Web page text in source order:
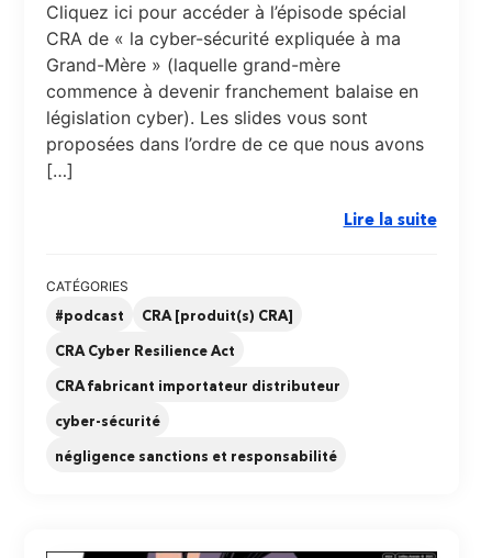
Cliquez ici pour accéder à l’épisode spécial
CRA de « la cyber-sécurité expliquée à ma
Grand-Mère » (laquelle grand-mère
commence à devenir franchement balaise en
législation cyber). Les slides vous sont
proposées dans l’ordre de ce que nous avons
[…]
Lire la suite
CATÉGORIES
#podcast
CRA [produit(s) CRA]
CRA Cyber Resilience Act
CRA fabricant importateur distributeur
cyber-sécurité
négligence sanctions et responsabilité